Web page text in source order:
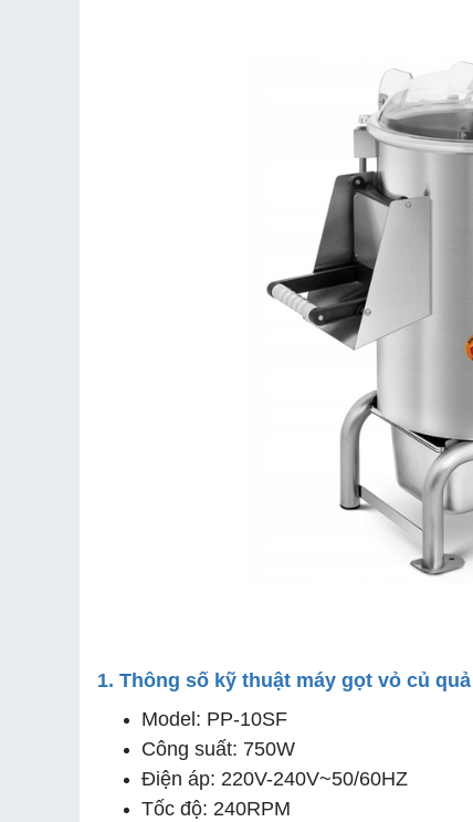
3.2 Dung tích 10kg đáp ứng nhu cầu sơ chế
3.3 Inox 304 cao cấp bền bỉ và đảm bảo vệ
3.4 Vận hành mạnh mẽ với động cơ lõi đồng
1. Thông số kỹ thuật máy gọt vỏ củ
Model: PP-10SF
Công suất: 750W
Điện áp: 220V-240V~50/60HZ
Tốc độ: 240RPM